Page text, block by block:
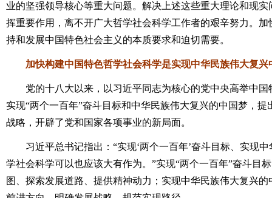
业的坚强领导核心等重大问题。解决上述这些重大理论和现
挥重要作用，离不开广大哲学社会科学工作者的艰辛努力。
持和发展中国特色社会主义的本质要求和迫切需要。
加快构建中国特色哲学社会科学是实现中华民族伟大复兴
党的十八大以来，以习近平同志为核心的党中央高举中国
实现“两个一百年”奋斗目标和中华民族伟大复兴的中国梦，
战略，开辟了党和国家各项事业的新局面。
习近平总书记指出：“实现‘两个一百年’奋斗目标、实现中
学社会科学可以也应该大有作为。”实现“两个一百年”奋斗目
图、探索发展道路、提供精神动力；实现中华民族伟大复兴